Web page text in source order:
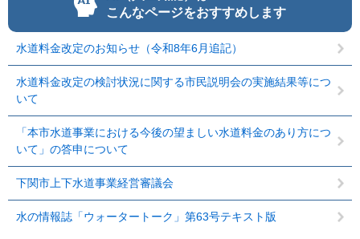
こんなページをおすすめします
水道料金改定のお知らせ（令和8年6月追記）
水道料金改定の検討状況に関する市民説明会の実施結果等につ
いて
「本市水道事業における今後の望ましい水道料金のあり方につ
いて」の答申について
下関市上下水道事業経営審議会
水の情報誌「ウォータートーク」第63号テキスト版